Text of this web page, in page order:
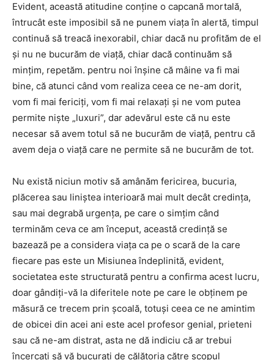
Evident, această atitudine conține o capcană mortală,
întrucât este imposibil să ne punem viața în alertă, timpul
continuă să treacă inexorabil, chiar dacă nu profităm de el
și nu ne bucurăm de viață, chiar dacă continuăm să
mințim, repetăm. pentru noi înșine că mâine va fi mai
bine, că atunci când vom realiza ceea ce ne-am dorit,
vom fi mai fericiți, vom fi mai relaxați și ne vom putea
permite niște „luxuri”, dar adevărul este că nu este
necesar să avem totul să ne bucurăm de viață, pentru că
avem deja o viață care ne permite să ne bucurăm de tot.
Nu există niciun motiv să amânăm fericirea, bucuria,
plăcerea sau liniștea interioară mai mult decât credința,
sau mai degrabă urgența, pe care o simțim când
terminăm ceva ce am început, această credință se
bazează pe a considera viața ca pe o scară de la care
fiecare pas este un Misiunea îndeplinită, evident,
societatea este structurată pentru a confirma acest lucru,
doar gândiți-vă la diferitele note pe care le obținem pe
măsură ce trecem prin școală, totuși ceea ce ne amintim
de obicei din acei ani este acel profesor genial, prieteni
sau că ne-am distrat, asta ne dă indiciu că ar trebui
încercați să vă bucurați de călătoria către scopul